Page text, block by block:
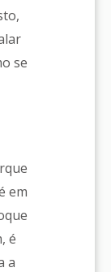
se
em
é
a